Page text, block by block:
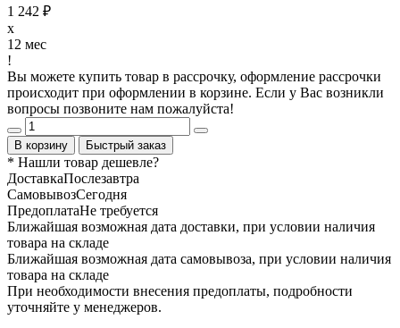
1 242 ₽
x
12 мес
!
Вы можете купить товар в рассрочку, оформление рассрочки
происходит при оформлении в корзине. Если у Вас возникли
вопросы позвоните нам пожалуйста!
В корзину Быстрый заказ
* Нашли товар дешевле?
ДоставкаПослезавтра
СамовывозСегодня
ПредоплатаНе требуется
Ближайшая возможная дата доставки, при условии наличия
товара на складе
Ближайшая возможная дата самовывоза, при условии наличия
товара на складе
При необходимости внесения предоплаты, подробности
уточняйте у менеджеров.